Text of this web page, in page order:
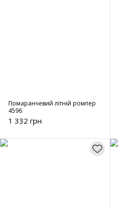
Помаранчевий літній ромпер
4596
1 332 грн